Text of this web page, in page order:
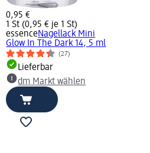
0,95 €
1 St (0,95 € je 1 St)
essenceNagellack Mini
Glow In The Dark 14, 5 ml
(27)
Lieferbar
dm Markt wählen